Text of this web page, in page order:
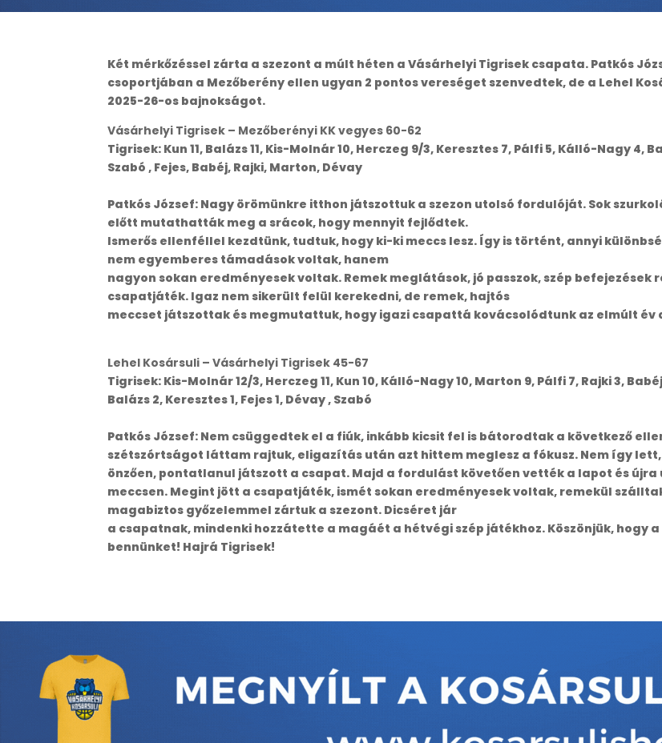
Két mérkőzéssel zárta a szezont a múlt héten a Vásárhelyi Tigrisek csapata. Patkós
csoportjában a Mezőberény ellen ugyan 2 pontos vereséget szenvedtek, de a Lehel
2025-26-os bajnokságot.
Vásárhelyi Tigrisek – Mezőberényi KK vegyes 60-62
Tigrisek: Kun 11, Balázs 11, Kis-Molnár 10, Herczeg 9/3, Keresztes 7, Pálfi 5, Kálló-Nagy 4,
Szabó , Fejes, Babéj, Rajki, Marton, Dévay
Patkós József: Nagy örömünkre itthon játszottuk a szezon utolsó fordulóját. Sok
előtt mutathatták meg a srácok, hogy mennyit fejlődtek.
Ismerős ellenféllel kezdtünk, tudtuk, hogy ki-ki meccs lesz. Így is történt, annyi
nem egyemberes támadások voltak, hanem
nagyon sokan eredményesek voltak. Remek meglátások, jó passzok, szép befejezések
csapatjáték. Igaz nem sikerült felül kerekedni, de remek, hajtós
meccset játszottak és megmutattuk, hogy igazi csapattá kovácsolódtunk az elmúlt év
Lehel Kosársuli – Vásárhelyi Tigrisek 45-67
Tigrisek: Kis-Molnár 12/3, Herczeg 11, Kun 10, Kálló-Nagy 10, Marton 9, Pálfi 7, Rajki 3,
Balázs 2, Keresztes 1, Fejes 1, Dévay , Szabó
Patkós József: Nem csüggedtek el a fiúk, inkább kicsit fel is bátorodtak a következő
szétszórtságot láttam rajtuk, eligazítás után azt hittem meglesz a fókusz. Nem így
önzően, pontatlanul játszott a csapat. Majd a fordulást követően vették a lapot és újra
meccsen. Megint jött a csapatjáték, ismét sokan eredményesek voltak, remekül
magabiztos győzelemmel zártuk a szezont. Dicséret jár
a csapatnak, mindenki hozzátette a magáét a hétvégi szép játékhoz. Köszönjük, hogy
bennünket! Hajrá Tigrisek!